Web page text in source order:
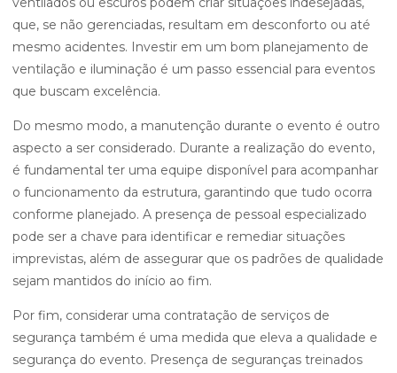
que, se não gerenciadas, resultam em desconforto ou até
mesmo acidentes. Investir em um bom planejamento de
ventilação e iluminação é um passo essencial para eventos
que buscam excelência.
Do mesmo modo, a manutenção durante o evento é outro
aspecto a ser considerado. Durante a realização do evento,
é fundamental ter uma equipe disponível para acompanhar
o funcionamento da estrutura, garantindo que tudo ocorra
conforme planejado. A presença de pessoal especializado
pode ser a chave para identificar e remediar situações
imprevistas, além de assegurar que os padrões de qualidade
sejam mantidos do início ao fim.
Por fim, considerar uma contratação de serviços de
segurança também é uma medida que eleva a qualidade e
segurança do evento. Presença de seguranças treinados